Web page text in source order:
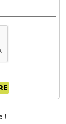
!